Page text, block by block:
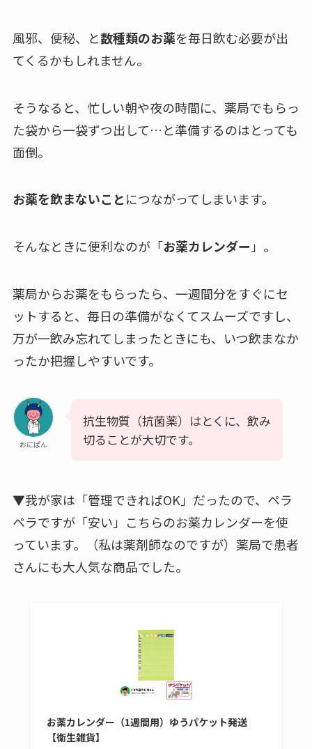
風邪、便秘、と数種類のお薬を毎日飲む必要が出
てくるかもしれません。
そうなると、忙しい朝や夜の時間に、薬局でもらっ
た袋から一袋ずつ出して…と準備するのはとっても
面倒。
お薬を飲まないことにつながってしまいます。
そんなときに便利なのが「お薬カレンダー」。
薬局からお薬をもらったら、一週間分をすぐにセ
ットすると、毎日の準備がなくてスムーズですし、
万が一飲み忘れてしまったときにも、いつ飲まなか
ったか把握しやすいです。
おにぱん
抗生物質（抗菌薬）はとくに、飲み
切ることが大切です。
▼我が家は「管理できればOK」だったので、ペラ
ペラですが「安い」こちらのお薬カレンダーを使
っています。（私は薬剤師なのですが）薬局で患者
さんにも大人気な商品でした。
お薬カレンダー（1週間用）ゆうパケット発送
【衛生雑貨】